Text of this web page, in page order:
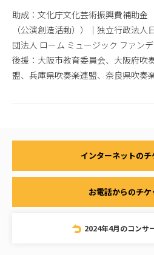
助成：文化庁文化芸術振興費補助金
（公演創造活動））｜独立行政法
団法人 ローム ミュージック ファン
後援：大阪市教育委員会、大阪府吹
盟、兵庫県吹奏楽連盟、奈良県吹奏
インターネットの
お電話からのチ
2024年4月のコンサ